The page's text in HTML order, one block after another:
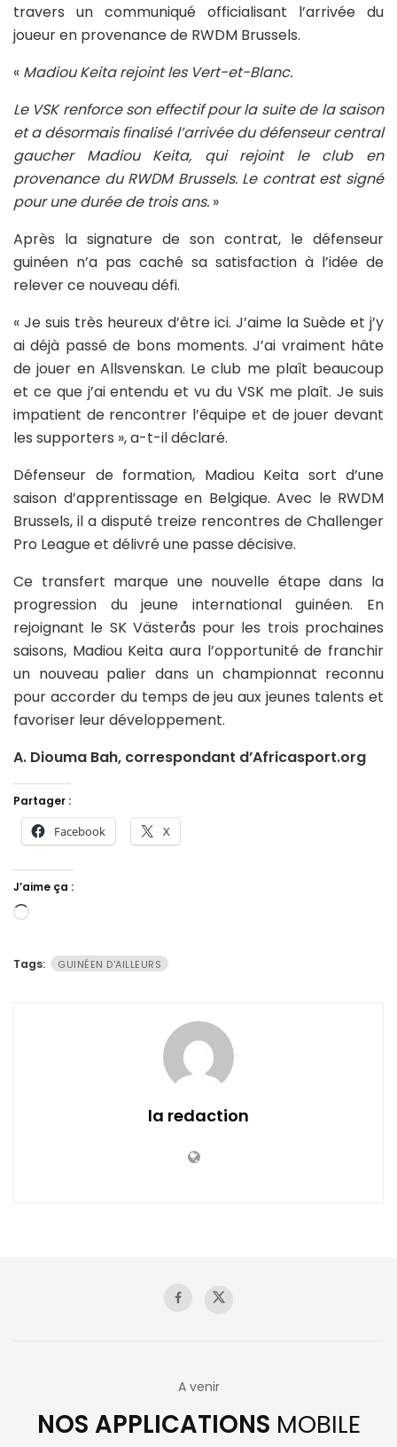
travers un communiqué officialisant l’arrivée du
joueur en provenance de RWDM Brussels.
« Madiou Keita rejoint les Vert-et-Blanc.
Le VSK renforce son effectif pour la suite de la saison
et a désormais finalisé l’arrivée du défenseur central
gaucher Madiou Keita, qui rejoint le club en
provenance du RWDM Brussels. Le contrat est signé
pour une durée de trois ans. »
Après la signature de son contrat, le défenseur
guinéen n’a pas caché sa satisfaction à l’idée de
relever ce nouveau défi.
« Je suis très heureux d’être ici. J’aime la Suède et j’y
ai déjà passé de bons moments. J’ai vraiment hâte
de jouer en Allsvenskan. Le club me plaît beaucoup
et ce que j’ai entendu et vu du VSK me plaît. Je suis
impatient de rencontrer l’équipe et de jouer devant
les supporters », a-t-il déclaré.
Défenseur de formation, Madiou Keita sort d’une
saison d’apprentissage en Belgique. Avec le RWDM
Brussels, il a disputé treize rencontres de Challenger
Pro League et délivré une passe décisive.
Ce transfert marque une nouvelle étape dans la
progression du jeune international guinéen. En
rejoignant le SK Västerås pour les trois prochaines
saisons, Madiou Keita aura l’opportunité de franchir
un nouveau palier dans un championnat reconnu
pour accorder du temps de jeu aux jeunes talents et
favoriser leur développement.
A. Diouma Bah, correspondant d’Africasport.org
Partager :
Facebook X
J’aime ça :
Chargement…
Tags: GUINÉEN D'AILLEURS
la redaction
A venir
NOS APPLICATIONS MOBILE